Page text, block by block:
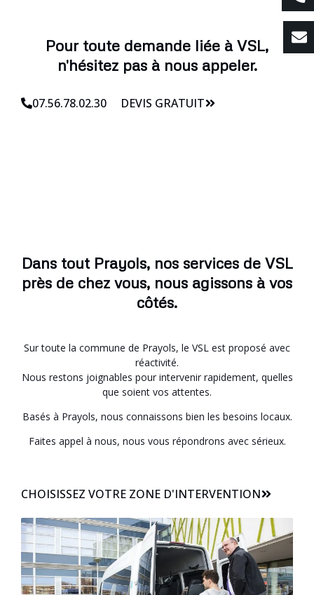
Pour toute demande liée à VSL,
n'hésitez pas à nous appeler.
07.56.78.02.30 DEVIS GRATUIT
Dans tout Prayols, nos services de VSL
près de chez vous, nous agissons à vos
côtés.
Sur toute la commune de Prayols, le VSL est proposé avec
réactivité.
Nous restons joignables pour intervenir rapidement, quelles
que soient vos attentes.
Basés à Prayols, nous connaissons bien les besoins locaux.
Faites appel à nous, nous vous répondrons avec sérieux.
CHOISISSEZ VOTRE ZONE D'INTERVENTION